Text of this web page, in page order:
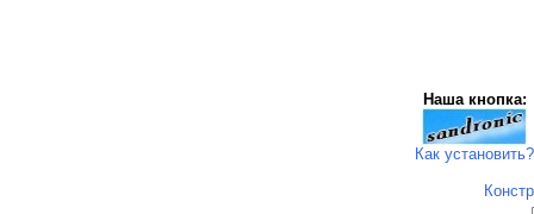
Наша кнопка:
Как установить?